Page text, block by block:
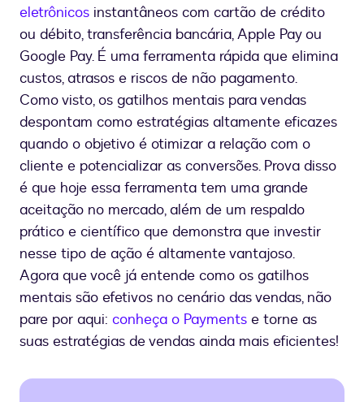
eletrônicos instantâneos com cartão de crédito
ou débito, transferência bancária, Apple Pay ou
Google Pay. É uma ferramenta rápida que elimina
custos, atrasos e riscos de não pagamento.
Como visto, os gatilhos mentais para vendas
despontam como estratégias altamente eficazes
quando o objetivo é otimizar a relação com o
cliente e potencializar as conversões. Prova disso
é que hoje essa ferramenta tem uma grande
aceitação no mercado, além de um respaldo
prático e científico que demonstra que investir
nesse tipo de ação é altamente vantajoso.
Agora que você já entende como os gatilhos
mentais são efetivos no cenário das vendas, não
pare por aqui: conheça o Payments e torne as
suas estratégias de vendas ainda mais eficientes!